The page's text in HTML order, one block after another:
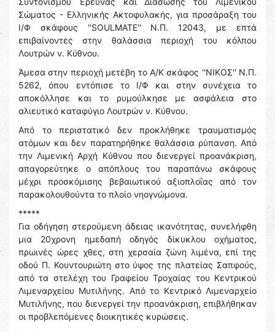
Σώματος - Ελληνικής Ακτοφυλακής, για προσάραξη του
Ι/Φ σκάφους ''SOULMATE'' Ν.Π. 12043, με επτά
επιβαίνοντες στην θαλάσσια περιοχή του κόλπου
Λουτρών ν. Κύθνου.
Άμεσα στην περιοχή μετέβη το Α/Κ σκάφος ''ΝΙΚΟΣ'' Ν.Π.
5262, όπου εντόπισε το Ι/Φ και στην συνέχεια το
αποκόλλησε και το ρυμούλκησε με ασφάλεια στο
αλιευτικό καταφύγιο Λουτρών ν. Κύθνου.
Από το περιστατικό δεν προκλήθηκε τραυματισμός
ατόμων και δεν παρατηρήθηκε θαλάσσια ρύπανση. Από
την Λιμενική Αρχή Κύθνου που διενεργεί προανάκριση,
απαγορεύτηκε ο απόπλους του παραπάνω σκάφους
μέχρι προσκόμισης βεβαιωτικού αξιοπλοΐας από τον
παρακολουθούντα το πλοίο νηογνώμονα.
*****
Για οδήγηση στερούμενη άδειας ικανότητας, συνελήφθη
μια 20χρονη ημεδαπή οδηγός δίκυκλου οχήματος,
πρωινές ώρες χθες, στη χερσαία ζώνη λιμένα, επί της
οδού Π. Κουντουριώτη στο ύψος της πλατείας Σαπφούς,
από τα στελέχη του Γραφείου Τροχαίας του Κεντρικού
Λιμεναρχείου Μυτιλήνης. Από το Κεντρικό Λιμεναρχείο
Μυτιλήνης, που διενεργεί την προανάκριση, επιβλήθηκαν
οι προβλεπόμενες διοικητικές κυρώσεις.